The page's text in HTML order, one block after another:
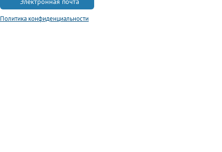
Политика конфиденциальности